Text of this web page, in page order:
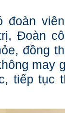
Đoàn
đồng
may
tiếp tục